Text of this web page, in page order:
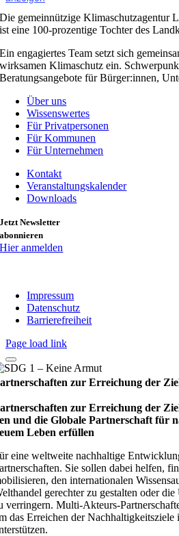
Die gemeinnützige Klimaschutzagentur
ist eine 100-prozentige Tochter des
Ein engagiertes Team setzt sich
wirksamen Klimaschutz ein.
Beratungsangebote für Bürger:innen,
Über uns
Wissenswertes
Für Privatpersonen
Für Kommunen
Für Unternehmen
Kontakt
Veranstaltungskalender
Downloads
Jetzt Newsletter
abonnieren
Hier anmelden
Impressum
Datenschutz
Barrierefreiheit
Page load link
zur Erreichung der
zur Erreichung der
und die Glo­bale Part­ner­schaft für
Leben erfül­len
eine weltweite nachhaltige
Sie sollen dabei helfen,
den internationalen
gerechter zu gestalten oder
verringern. Multi-Akteurs-
das Erreichen der Nachhaltigkeitsziele